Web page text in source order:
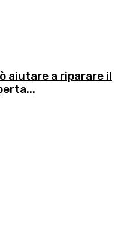
aiutare a riparare il